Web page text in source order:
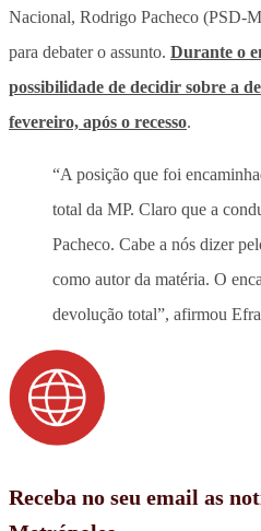
Nacional, Rodrigo Pacheco (PSD-
para debater o assunto. Durante o
possibilidade de decidir sobre a
fevereiro, após o recesso.
“A posição que foi
total da MP. Claro que a
Pacheco. Cabe a nós dizer
como autor da matéria. O
devolução total”, afirmou
Receba no seu email as